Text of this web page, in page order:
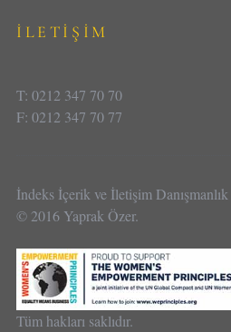
İLETİŞİM
T: 0212 347 70 70
F: 0212 347 70 77
İndeks İçerik ve İletişim
© 2016 Yaprak Özer.
Tüm hakları saklıdır.